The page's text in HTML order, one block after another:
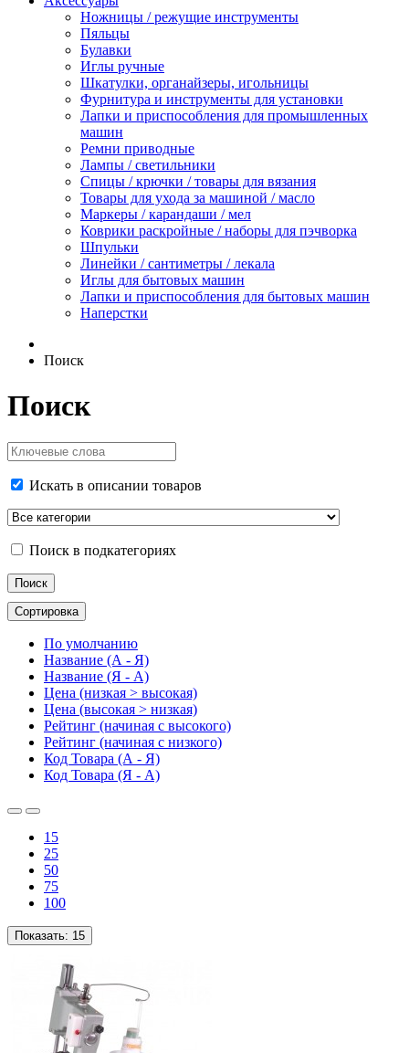
Ножницы / режущие инструменты
Пяльцы
Булавки
Иглы ручные
Шкатулки, органайзеры, игольницы
Фурнитура и инструменты для установки
Лапки и приспособления для промышленных
машин
Ремни приводные
Лампы / светильники
Спицы / крючки / товары для вязания
Товары для ухода за машиной / масло
Маркеры / карандаши / мел
Коврики раскройные / наборы для пэчворка
Шпульки
Линейки / сантиметры / лекала
Иглы для бытовых машин
Лапки и приспособления для бытовых машин
Наперстки
Поиск
Поиск
Искать в описании товаров
Поиск в подкатегориях
Сортировка
По умолчанию
Название (А - Я)
Название (Я - А)
Цена (низкая > высокая)
Цена (высокая > низкая)
Рейтинг (начиная с высокого)
Рейтинг (начиная с низкого)
Код Товара (А - Я)
Код Товара (Я - А)
15
25
50
75
100
Показать: 15